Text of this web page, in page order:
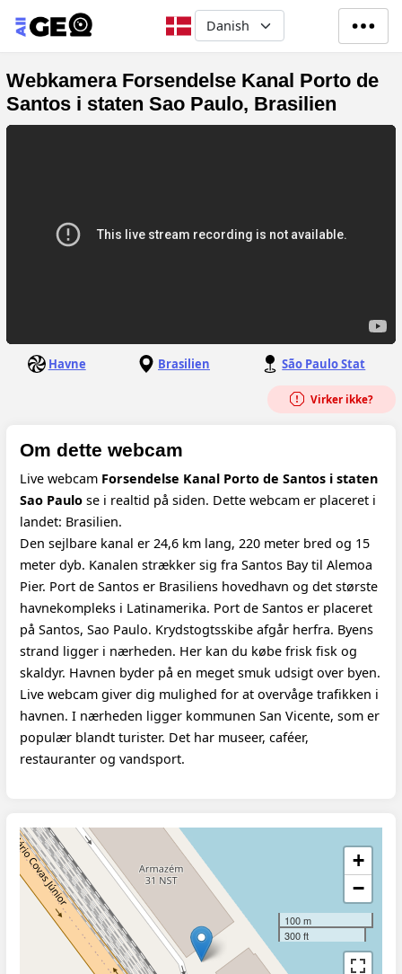
Gå til hovedindhold
Select your language
Webkamera Forsendelse Kanal Porto de
Santos i staten Sao Paulo, Brasilien
Havne Brasilien São Paulo Stat
Virker ikke?
Om dette webcam
Live webcam Forsendelse Kanal Porto de Santos i staten
Sao Paulo se i realtid på siden. Dette webcam er placeret i
landet: Brasilien.
Den sejlbare kanal er 24,6 km lang, 220 meter bred og 15
meter dyb. Kanalen strækker sig fra Santos Bay til Alemoa
Pier. Port de Santos er Brasiliens hovedhavn og det største
havnekompleks i Latinamerika. Port de Santos er placeret
på Santos, Sao Paulo. Krydstogtsskibe afgår herfra. Byens
strand ligger i nærheden. Her kan du købe frisk fisk og
skaldyr. Havnen byder på en meget smuk udsigt over byen.
Live webcam giver dig mulighed for at overvåge trafikken i
havnen. I nærheden ligger kommunen San Vicente, som er
populær blandt turister. Det har museer, caféer,
restauranter og vandsport.
+
−
100 m
300 ft